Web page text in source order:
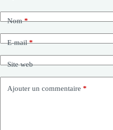
Nom*
E-mail*
Site web
Ajouter un commentaire *